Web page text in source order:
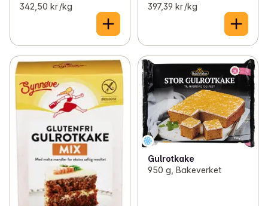
342,50 kr /kg 397,39 kr /kg
Gulrotkake
950 g, Bakeverket